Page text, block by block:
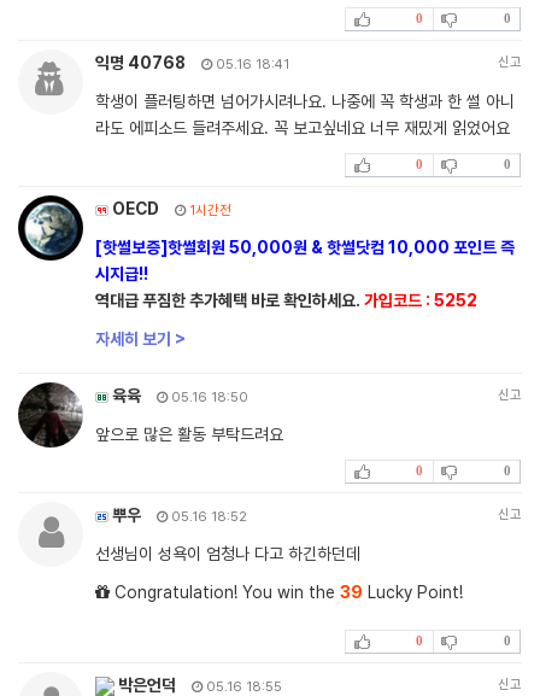
0 0
익명 40768 05.16 18:41 신고
학생이 플러팅하면 넘어가시려나요. 나중에 꼭 학생과 한 썰 아니
라도 에피소드 들려주세요. 꼭 보고싶네요 너무 재밌게 읽었어요
0 0
OECD 1시간전
[핫썰보증]핫썰회원 50,000원 & 핫썰닷컴 10,000 포인트 즉
시지급!!
역대급 푸짐한 추가혜택 바로 확인하세요. 가입코드 : 5252
자세히 보기 >
육육 05.16 18:50 신고
앞으로 많은 활동 부탁드려요
0 0
뿌우 05.16 18:52 신고
선생님이 성욕이 엄청나 다고 하긴하던데
Congratulation! You win the 39 Lucky Point!
0 0
박은언덕 05.16 18:55 신고